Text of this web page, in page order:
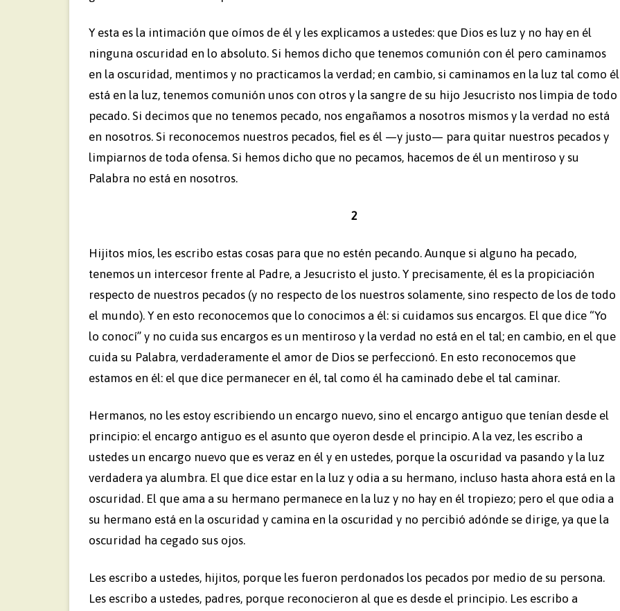
Y esta es la intimación que oímos de él y les explicamos a ustedes: que Dios es luz y no hay en él
ninguna oscuridad en lo absoluto. Si hemos dicho que tenemos comunión con él pero caminamos
en la oscuridad, mentimos y no practicamos la verdad; en cambio, si caminamos en la luz tal como él
está en la luz, tenemos comunión unos con otros y la sangre de su hijo Jesucristo nos limpia de todo
pecado. Si decimos que no tenemos pecado, nos engañamos a nosotros mismos y la verdad no está
en nosotros. Si reconocemos nuestros pecados, fiel es él —y justo— para quitar nuestros pecados y
limpiarnos de toda ofensa. Si hemos dicho que no pecamos, hacemos de él un mentiroso y su
Palabra no está en nosotros.
2
Hijitos míos, les escribo estas cosas para que no estén pecando. Aunque si alguno ha pecado,
tenemos un intercesor frente al Padre, a Jesucristo el justo. Y precisamente, él es la propiciación
respecto de nuestros pecados (y no respecto de los nuestros solamente, sino respecto de los de todo
el mundo). Y en esto reconocemos que lo conocimos a él: si cuidamos sus encargos. El que dice “Yo
lo conocí” y no cuida sus encargos es un mentiroso y la verdad no está en el tal; en cambio, en el que
cuida su Palabra, verdaderamente el amor de Dios se perfeccionó. En esto reconocemos que
estamos en él: el que dice permanecer en él, tal como él ha caminado debe el tal caminar.
Hermanos, no les estoy escribiendo un encargo nuevo, sino el encargo antiguo que tenían desde el
principio: el encargo antiguo es el asunto que oyeron desde el principio. A la vez, les escribo a
ustedes un encargo nuevo que es veraz en él y en ustedes, porque la oscuridad va pasando y la luz
verdadera ya alumbra. El que dice estar en la luz y odia a su hermano, incluso hasta ahora está en la
oscuridad. El que ama a su hermano permanece en la luz y no hay en él tropiezo; pero el que odia a
su hermano está en la oscuridad y camina en la oscuridad y no percibió adónde se dirige, ya que la
oscuridad ha cegado sus ojos.
Les escribo a ustedes, hijitos, porque les fueron perdonados los pecados por medio de su persona.
Les escribo a ustedes, padres, porque reconocieron al que es desde el principio. Les escribo a